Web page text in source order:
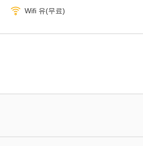
Wifi 유(무료)